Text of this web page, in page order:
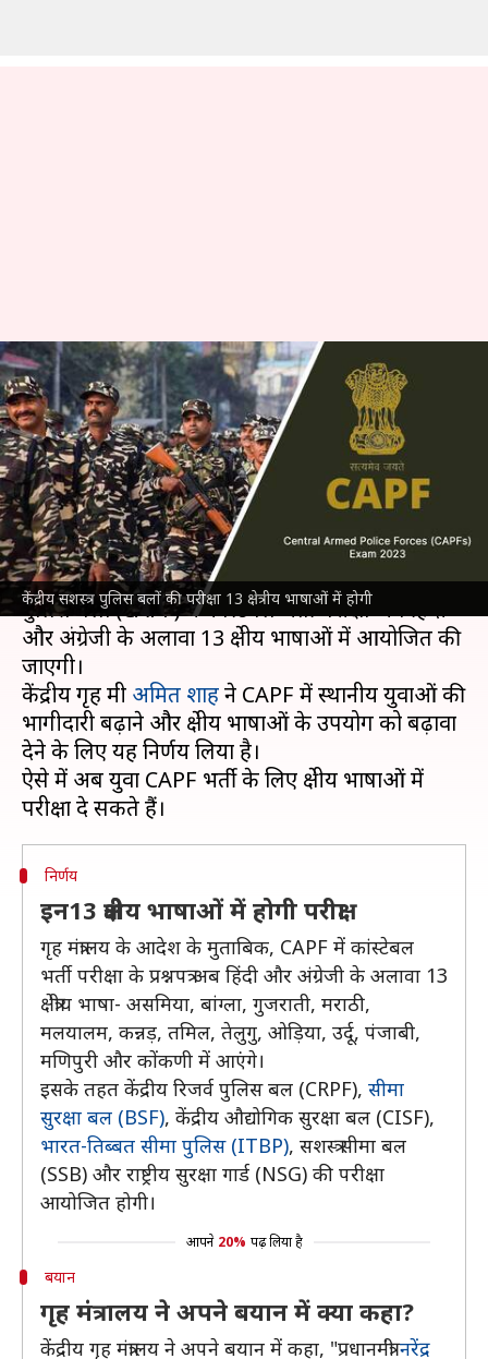
केंद्रीय सशस्त्र पुलिस बलों की परीक्षा 13 क्षेत्रीय भाषाओं में होगी
गृह मंत्रालय का बड़ा फैसला, 13 क्षेत्रीय
भाषाओं में होगी CAPF की भर्ती
परीक्षाएं
लेखन नवीन Apr 15, 2023 03:23 pm
क्या है खबर?
गृह मंत्रालयमें एक ऐतिहासिक निर्णय लिया है। केंद्रीय सशस्त्र
पुलिस बलों (CAPF) में कांस्टेबल भर्ती परीक्षा अब हिंदी
और अंग्रेजी के अलावा 13 क्षेत्रीय भाषाओं में आयोजित की
जाएगी।
केंद्रीय गृह मंत्री अमित शाहने CAPF में स्थानीय युवाओं की
भागीदारी बढ़ाने और क्षेत्रीय भाषाओं के उपयोग को बढ़ावा
देने के लिए यह निर्णय लिया है।
ऐसे में अब युवा CAPF भर्ती के लिए क्षेत्रीय भाषाओं में
निर्णय
इन13 क्षेत्रीय भाषाओं में होगी परीक्षा
गृह मंत्रालय के आदेश के मुताबिक, CAPF में कांस्टेबल
भर्ती परीक्षा के प्रश्नपत्र अब हिंदी और अंग्रेजी के अलावा 13
क्षेत्रीय भाषा- असमिया, बांग्ला, गुजराती, मराठी,
मलयालम, कन्नड़, तमिल, तेलुगु, ओड़िया, उर्दू, पंजाबी,
मणिपुरी और कोंकणी में आएंगे।
इसके तहत केंद्रीय रिजर्व पुलिस बल (CRPF), सीमा
सुरक्षा बल (BSF), केंद्रीय औद्योगिक सुरक्षा बल (CISF),
भारत-तिब्बत सीमा पुलिस (ITBP), सशस्त्र सीमा बल
(SSB) और राष्ट्रीय सुरक्षा गार्ड (NSG) की परीक्षा
आयोजित होगी।
आपने 20% पढ़ लिया है
बयान
गृह मंत्रालय ने अपने बयान में क्या कहा?
केंद्रीय गृह मंत्रालय ने अपने बयान में कहा, "प्रधानमंत्रीनरेंद्र